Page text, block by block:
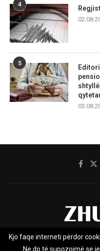
4
5
Rreth nesh
Kjo faqe interneti përdor
Ne do të supozojmë se